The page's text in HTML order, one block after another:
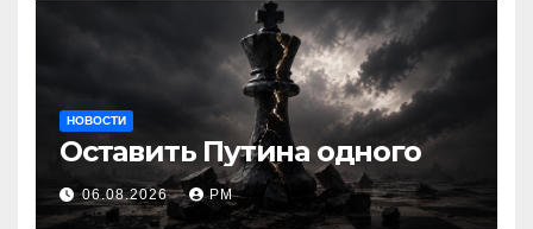
НОВОСТИ
Оставить Путина одного
06.08.2026 РМ